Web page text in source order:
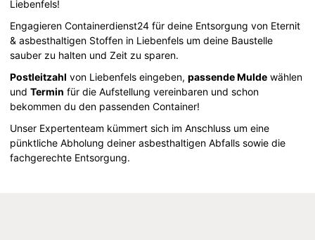
Liebenfels!
Engagieren Containerdienst24 für deine Entsorgung von Eternit
& asbesthaltigen Stoffen in Liebenfels um deine Baustelle
sauber zu halten und Zeit zu sparen.
Postleitzahl von Liebenfels eingeben,passende Mulde wählen
undTermin für die Aufstellung vereinbaren und schon
bekommen du den passenden Container!
Unser Expertenteam kümmert sich im Anschluss um eine
pünktliche Abholung deiner asbesthaltigen Abfalls sowie die
fachgerechte Entsorgung.